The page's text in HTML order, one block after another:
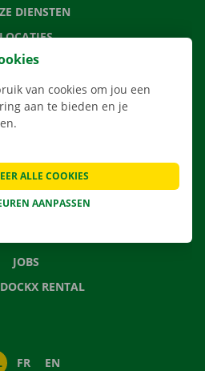
DIENSTEN
APP
ONS
VRAGEN
NIEUWS
JOBS
RENTAL
FR EN
van cookies om jou een
aan te bieden en je
AANPASSEN
ALLE COOKIES